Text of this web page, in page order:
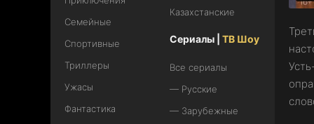
Семейные
Спортивные
Триллеры
Ужасы
Фантастика
Казахстанские
Сериалы | ТВ Шоу
Все сериалы
— Русские
— Зарубежные